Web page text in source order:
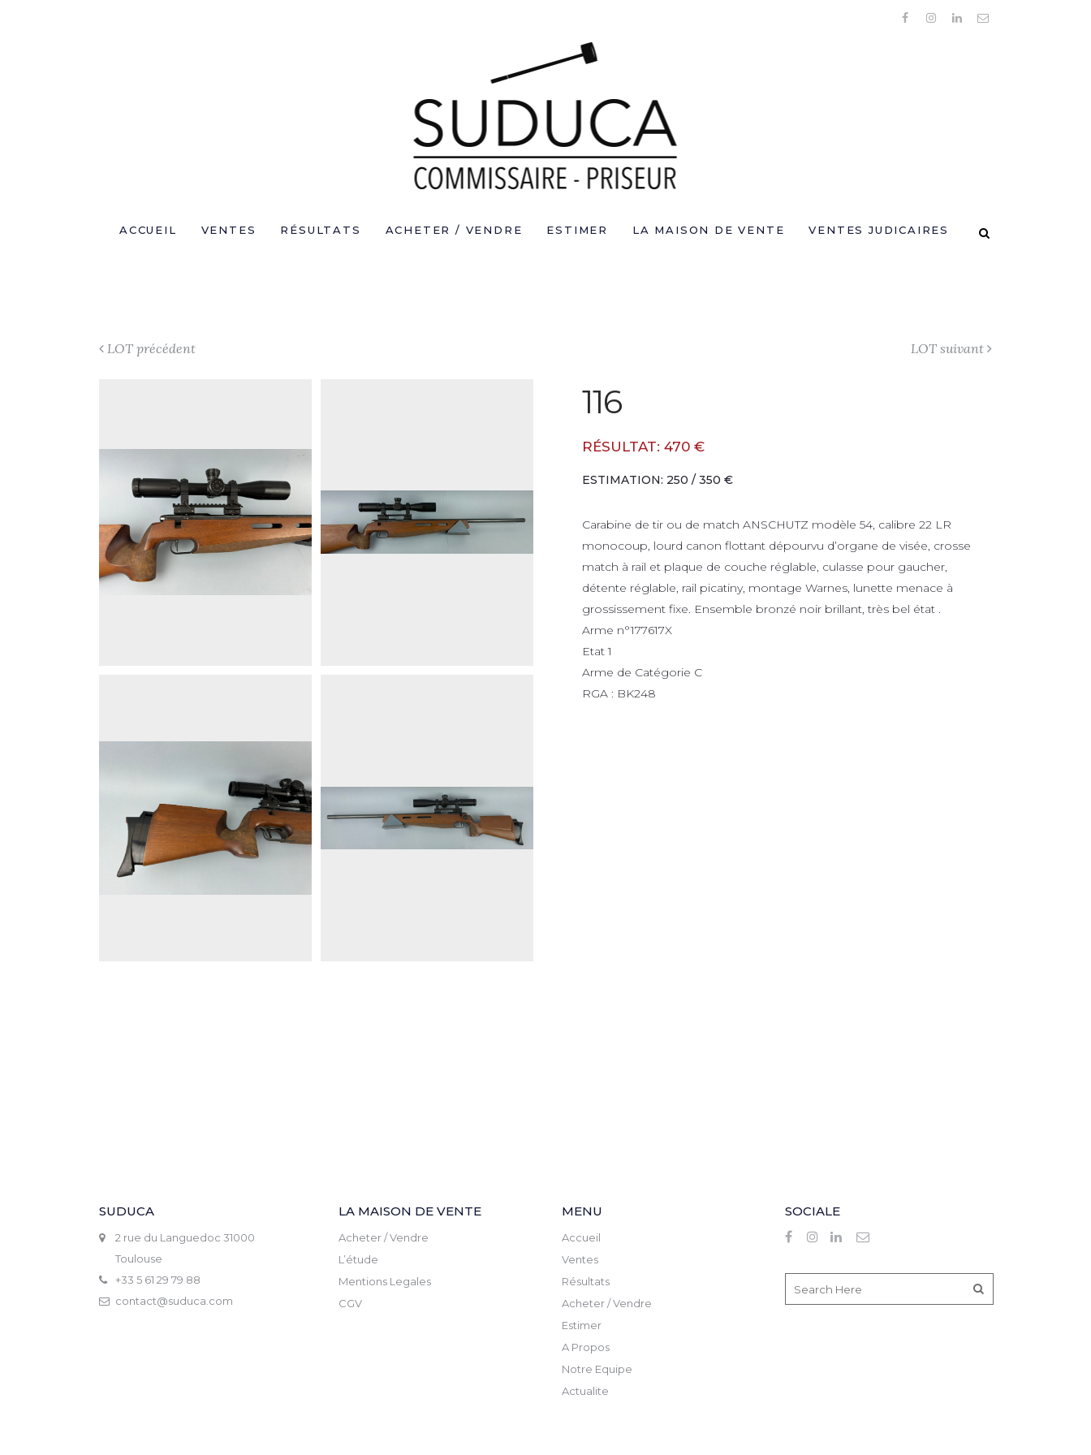
ACCUEIL VENTES RÉSULTATS ACHETER / VENDRE ESTIMER LA MAISON DE VENTE VENTES JUDICAIRES
LOT précédent LOT suivant
116
RÉSULTAT: 470 €
ESTIMATION: 250 / 350 €
Carabine de tir ou de match ANSCHUTZ modèle 54, calibre 22 LR
monocoup, lourd canon flottant dépourvu d’organe de visée, crosse
match à rail et plaque de couche réglable, culasse pour gaucher,
détente réglable, rail picatiny, montage Warnes, lunette menace à
grossissement fixe. Ensemble bronzé noir brillant, très bel état .
Arme n°177617X
Etat 1
Arme de Catégorie C
RGA : BK248
SUDUCA
2 rue du Languedoc 31000
Toulouse
+33 5 61 29 79 88
contact@suduca.com
LA MAISON DE VENTE
Acheter / Vendre
L’étude
Mentions Legales
CGV
MENU
Accueil
Ventes
Résultats
Acheter / Vendre
Estimer
A Propos
Notre Equipe
Actualite
SOCIALE